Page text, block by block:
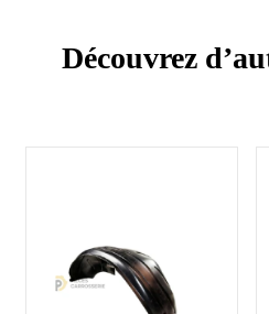
Découvrez